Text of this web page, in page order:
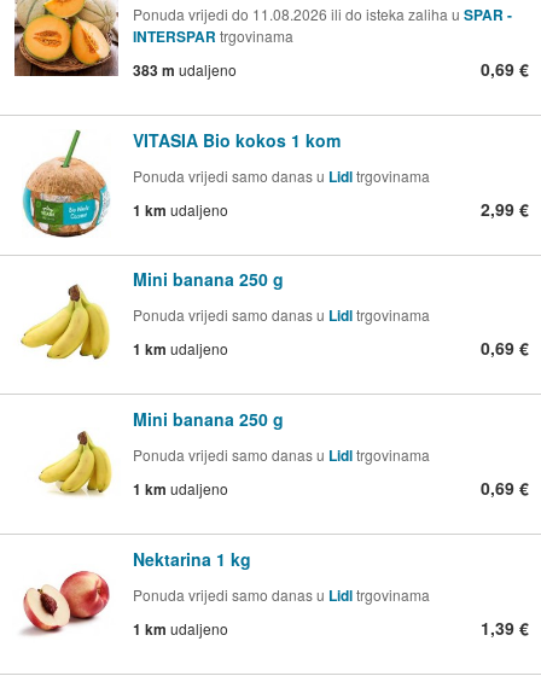
Ponuda vrijedi do 11.08.2026 ili do isteka zaliha u SPAR -
INTERSPAR trgovinama
383 m udaljeno 0,69 €
VITASIA Bio kokos 1 kom
Ponuda vrijedi samo danas u Lidltrgovinama
1 km udaljeno 2,99 €
Mini banana 250 g
Ponuda vrijedi samo danas u Lidltrgovinama
1 km udaljeno 0,69 €
Mini banana 250 g
Ponuda vrijedi samo danas u Lidltrgovinama
1 km udaljeno 0,69 €
Nektarina 1 kg
Ponuda vrijedi samo danas u Lidltrgovinama
1 km udaljeno 1,39 €